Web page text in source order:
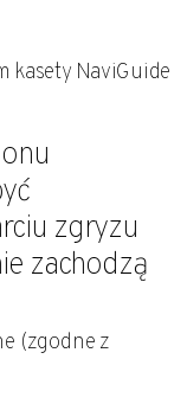
kasety NaviGuide
zgryzu
zachodzą
(zgodne z